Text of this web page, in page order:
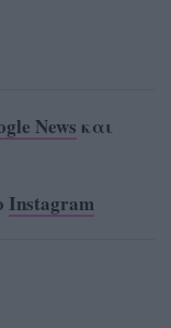
News και
Instagram